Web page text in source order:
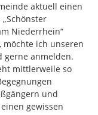
aktuell einen
Niederrhein“
möchte ich unseren
gerne anmelden.
mittlerweile so
und
gewissen